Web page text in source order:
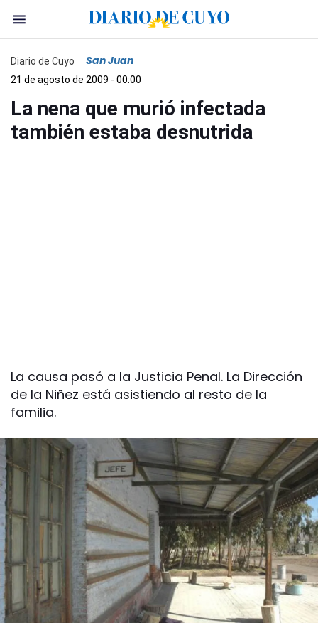
Diario de Cuyo San Juan
21 de agosto de 2009 - 00:00
La nena que murió infectada
también estaba desnutrida
La causa pasó a la Justicia Penal. La Dirección
de la Niñez está asistiendo al resto de la
familia.